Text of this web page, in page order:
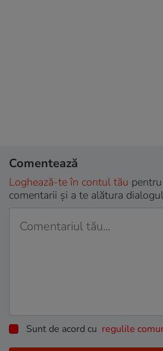
Comentează
Loghează-te în contul tău
comentarii și a te alătura
Sunt de acord cu regulile